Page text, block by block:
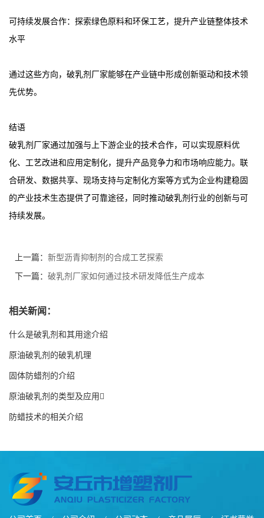
可持续发展合作：探索绿色原料和环保工艺，提升产业链整体技术
水平
通过这些方向，破乳剂厂家能够在产业链中形成创新驱动和技术领
先优势。
结语
破乳剂厂家通过加强与上下游企业的技术合作，可以实现原料优
化、工艺改进和应用定制化，提升产品竞争力和市场响应能力。联
合研发、数据共享、现场支持与定制化方案等方式为企业构建稳固
的产业技术生态提供了可靠途径，同时推动破乳剂行业的创新与可
持续发展。
上一篇： 新型沥青抑制剂的合成工艺探索
下一篇： 破乳剂厂家如何通过技术研发降低生产成本
相关新闻：
什么是破乳剂和其用途介绍
原油破乳剂的破乳机理
固体防蜡剂的介绍
原油破乳剂的类型及应用
防蜡技术的相关介绍